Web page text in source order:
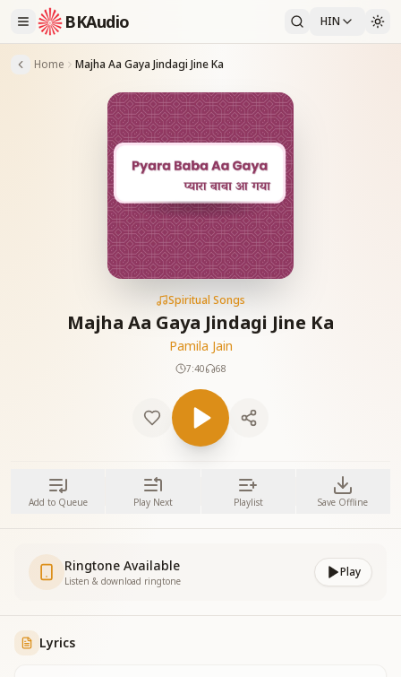
BKAudio HIN
Home Majha Aa Gaya Jindagi Jine Ka
Spiritual Songs
Majha Aa Gaya Jindagi Jine Ka
Pamila Jain
7:40 68
Add to Queue Play Next Playlist Save Offline
Ringtone Available
Listen & download ringtone
Play
Lyrics